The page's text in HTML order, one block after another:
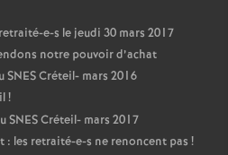
e-s le jeudi 30 mars 2017
notre pouvoir d’achat
SNESCréteil- mars 2016
!
SNESCréteil- mars 2017
: les retraité-e-s ne renoncent pas !